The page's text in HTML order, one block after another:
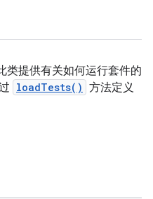
类提供有关如何运行套件的
loadTests() 方法定义